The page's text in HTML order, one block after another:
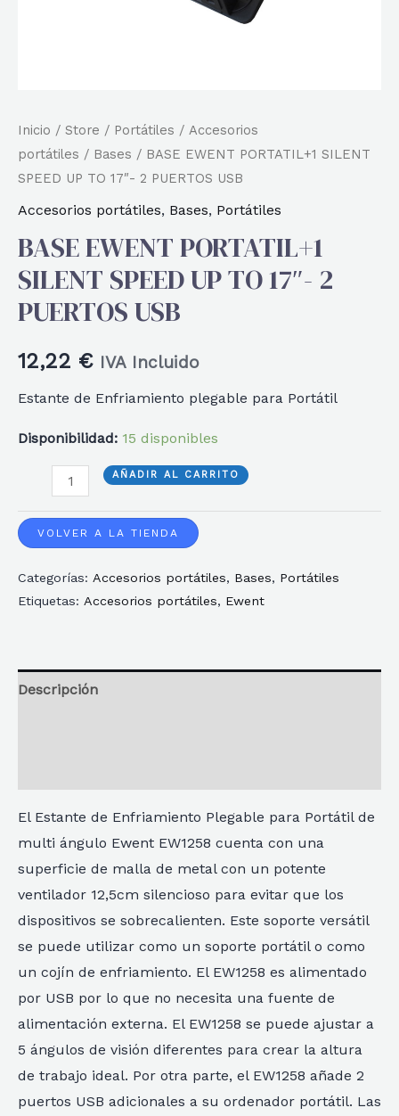
Inicio / Store / Portátiles / Accesorios
portátiles / Bases / BASE EWENT PORTATIL+1 SILENT
SPEED UP TO 17″- 2 PUERTOS USB
Accesorios portátiles, Bases, Portátiles
BASE EWENT PORTATIL+1
SILENT SPEED UP TO 17″- 2
PUERTOS USB
12,22 € IVA Incluido
Estante de Enfriamiento plegable para Portátil
Disponibilidad: 15 disponibles
PORTATIL+1
SPEED
UP
2
AÑADIR AL CARRITO
VOLVER A LA TIENDA
Categorías: Accesorios portátiles, Bases, Portátiles
Etiquetas: Accesorios portátiles, Ewent
Descripción
El Estante de Enfriamiento Plegable para Portátil de
multi ángulo Ewent EW1258 cuenta con una
superficie de malla de metal con un potente
ventilador 12,5cm silencioso para evitar que los
dispositivos se sobrecalienten. Este soporte versátil
se puede utilizar como un soporte portátil o como
un cojín de enfriamiento. El EW1258 es alimentado
por USB por lo que no necesita una fuente de
alimentación externa. El EW1258 se puede ajustar a
5 ángulos de visión diferentes para crear la altura
de trabajo ideal. Por otra parte, el EW1258 añade 2
puertos USB adicionales a su ordenador portátil. Las